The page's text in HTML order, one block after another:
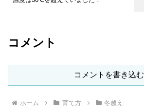
コメント
コメントを書き込む
ホーム 育て方 冬越え